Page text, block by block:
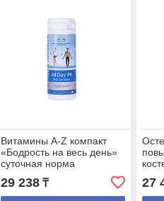
Витамины A-Z компакт
«Бодрость на весь день»
суточная норма
витаминов и минералов.
29 238₸ 27